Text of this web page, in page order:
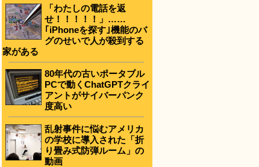
「わたしの電話を返
せ！！！！！」……
｢iPhoneを探す｣機能のバ
グのせいで人が殺到する
家がある
80年代の古いポータブル
PCで動くChatGPTクライ
アントがサイバーパンク
度高い
乱射事件に悩むアメリカ
の学校に導入された「折
り畳み式防弾ルーム」の
動画